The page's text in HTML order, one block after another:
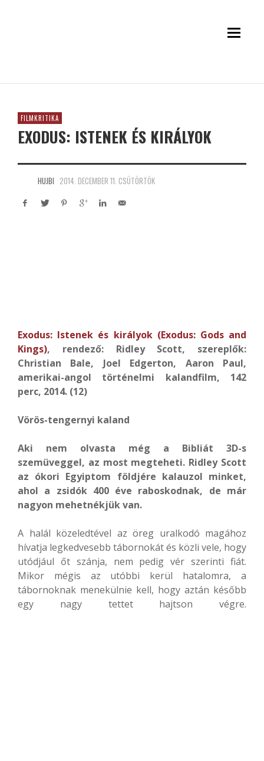
FILMKRITIKA
EXODUS: ISTENEK ÉS KIRÁLYOK
HUJBI 2014. DECEMBER 11. CSÜTÖRTÖK
Exodus: Istenek és királyok (Exodus: Gods and
Kings), rendező: Ridley Scott, szereplők:
Christian Bale, Joel Edgerton, Aaron Paul,
amerikai-angol történelmi kalandfilm, 142
perc, 2014. (12)
Vörös-tengernyi kaland
Aki nem olvasta még a Bibliát 3D-s
szemüveggel, az most megteheti. Ridley Scott
az ókori Egyiptom földjére kalauzol minket,
ahol a zsidók 400 éve raboskodnak, de már
nagyon mehetnékjük van.
A halál közeledtével az öreg uralkodó magához
hívatja legkedvesebb tábornokát és közli vele, hogy
utódjául őt szánja, nem pedig vér szerinti fiát.
Mikor mégis az utóbbi kerül hatalomra, a
tábornoknak menekülnie kell, hogy aztán később
egy nagy tettet hajtson végre.